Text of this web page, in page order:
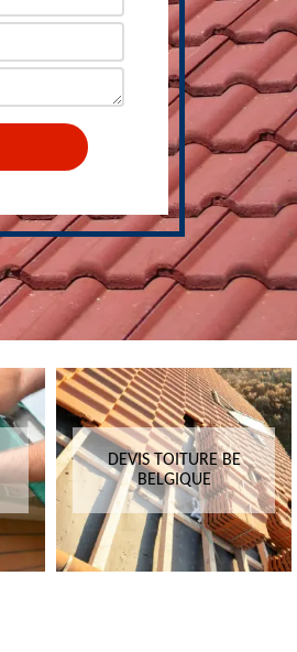
DEVIS TOITURE BE
BELGIQUE